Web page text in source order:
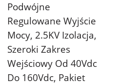
Podwójne
Regulowane Wyjście
Mocy, 2.5KV Izolacja,
Szeroki Zakres
Wejściowy Od 40Vdc
Do 160Vdc, Pakiet